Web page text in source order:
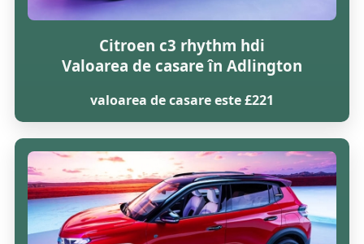
Citroen c3 rhythm hdi
Valoarea de casare în Adlington
valoarea de casare este £221